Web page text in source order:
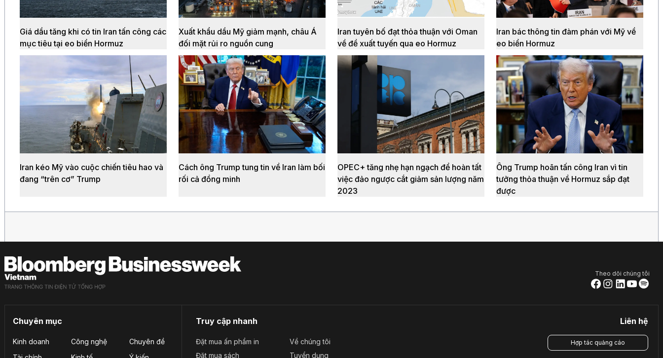
Giá dầu tăng khi có tin Iran tấn công các
mục tiêu tại eo biển Hormuz
Xuất khẩu dầu Mỹ giảm mạnh, châu Á
đối mặt rủi ro nguồn cung
Iran tuyên bố đạt thỏa thuận với Oman
về đề xuất tuyến qua eo Hormuz
Iran bác thông tin đàm phán với Mỹ về
eo biển Hormuz
Iran kéo Mỹ vào cuộc chiến tiêu hao và
đang “trên cơ” Trump
Cách ông Trump tung tin về Iran làm bối
rối cả đồng minh
OPEC+ tăng nhẹ hạn ngạch để hoàn tất
việc đảo ngược cắt giảm sản lượng năm
2023
Ông Trump hoãn tấn công Iran vì tin
tưởng thỏa thuận về Hormuz sắp đạt
được
Theo dõi chúng tôi
Chuyên mục
Kinh doanh Công nghệ
Chuyên đề
Truy cập nhanh
Đặt mua ấn phẩm in
Đặt mua sách
Về chúng tôi
Tuyển dụng
Liên hệ
Hợp tác quảng cáo